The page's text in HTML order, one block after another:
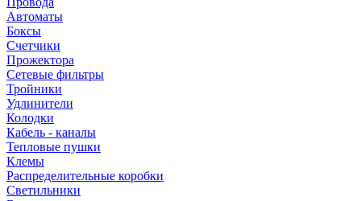
Автоматы
Боксы
Счетчики
Прожектора
Сетевые фильтры
Тройники
Удлинители
Колодки
Кабель - каналы
Тепловые пушки
Клемы
Распределительные коробки
Светильники